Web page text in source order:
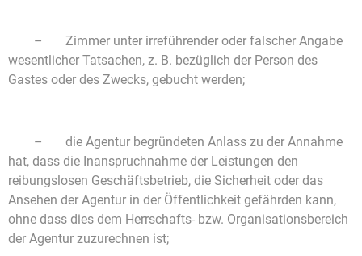
– Zimmer unter irreführender oder falscher Angabe
wesentlicher Tatsachen, z. B. bezüglich der Person des
Gastes oder des Zwecks, gebucht werden;
– die Agentur begründeten Anlass zu der Annahme
hat, dass die Inanspruchnahme der Leistungen den
reibungslosen Geschäftsbetrieb, die Sicherheit oder das
Ansehen der Agentur in der Öffentlichkeit gefährden kann,
ohne dass dies dem Herrschafts- bzw. Organisationsbereich
der Agentur zuzurechnen ist;